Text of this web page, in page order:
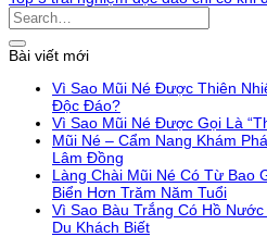
Bài viết mới
Vì Sao Mũi Né Được Thiên
Độc Đáo?
Vì Sao Mũi Né Được Gọi Là
Mũi Né – Cẩm Nang Khám
Lâm Đồng
Làng Chài Mũi Né Có Từ Bao
Biển Hơn Trăm Năm Tuổi
Vì Sao Bàu Trắng Có Hồ
Du Khách Biết